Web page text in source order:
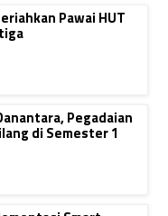
Pawai HUT
Pegadaian
di Semester 1